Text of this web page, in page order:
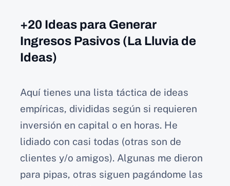
+20 Ideas para Generar
Ingresos Pasivos (La Lluvia de
Ideas)
Aquí tienes una lista táctica de ideas
empíricas, divididas según si requieren
inversión en capital o en horas. He
lidiado con casi todas (otras son de
clientes y/o amigos). Algunas me dieron
para pipas, otras siguen pagándome las